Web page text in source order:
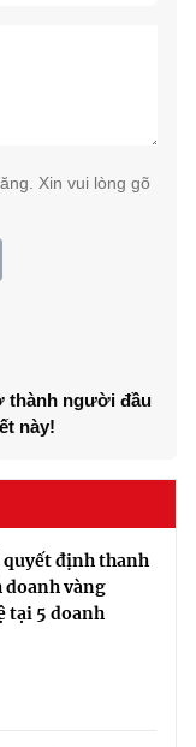
Xin vui lòng gõ
thành người đầu
này!
quyết định thanh
vàng
tại 5 doanh